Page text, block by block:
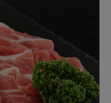
製品
麵雜糧
籃菜真心話
作聯合國
活提案
子食育